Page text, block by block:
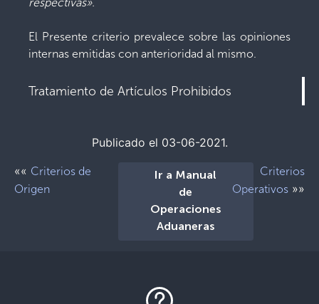
El Presente criterio prevalece sobre las opiniones
internas emitidas con anterioridad al mismo.
Tratamiento de Artículos Prohibidos
Publicado el 03-06-2021.
«« Criterios de
Origen
Ir a Manual
de
Operaciones
Aduaneras
Criterios
Operativos»»